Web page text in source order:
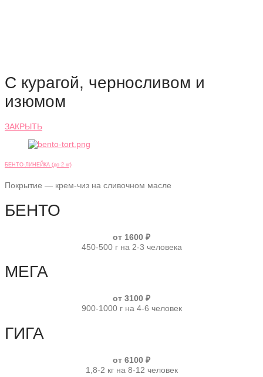
С курагой, черносливом и
изюмом
ЗАКРЫТЬ
БЕНТО-ЛИНЕЙКА (до 2 кг)
Покрытие — крем-чиз на сливочном масле
БЕНТО
от 1600 ₽
450-500 г на 2-3 человека
МЕГА
от 3100 ₽
900-1000 г на 4-6 человек
ГИГА
от 6100 ₽
1,8-2 кг на 8-12 человек